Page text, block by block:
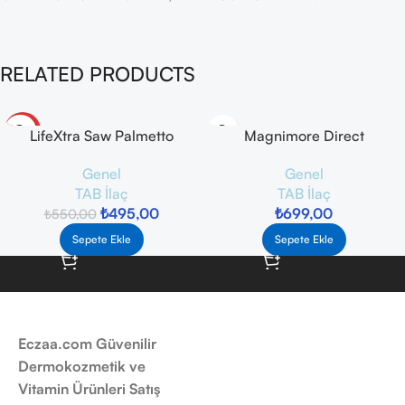
RELATED PRODUCTS
-10%LifeXtra Saw Palmetto
Genel
TAB İlaç
₺550,00 ₺495,00
Sepete Ekle
Magnimore Direct
Genel
TAB İlaç
₺699,00
Sepete Ekle
Eczaa.com Güvenilir
Dermokozmetik ve
Vitamin Ürünleri Satış